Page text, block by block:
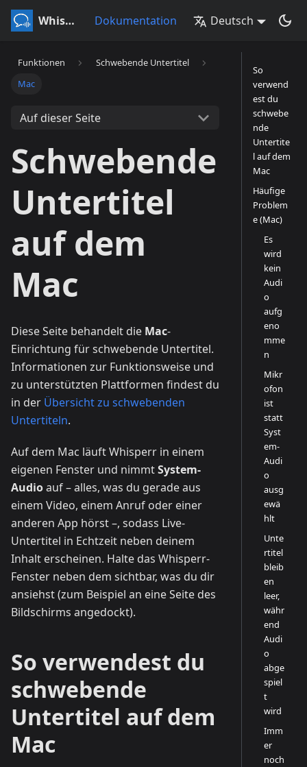
Whisperr Dokumentation Deutsch
Funktionen
Schwebende Untertitel
Mac
Auf dieser Seite
Schwebende
Untertitel
auf dem
Mac
Diese Seite behandelt die Mac-
Einrichtung für schwebende Untertitel.
Informationen zur Funktionsweise und
zu unterstützten Plattformen findest du
in der Übersicht zu schwebenden
Untertiteln.
Auf dem Mac läuft Whisperr in einem
eigenen Fenster und nimmtSystem-
Audioauf – alles, was du gerade aus
einem Video, einem Anruf oder einer
anderen App hörst –, sodass Live-
Untertitel in Echtzeit neben deinem
Inhalt erscheinen. Halte das Whisperr-
Fenster neben dem sichtbar, was du dir
ansiehst (zum Beispiel an eine Seite des
Bildschirms angedockt).
So verwendest du
schwebende
Untertitel auf dem
Mac
So
verwend
est du
schwebe
nde
Untertite
l auf dem
Mac
Häufige
Problem
e (Mac)
Es
wird
kein
Audi
o
aufg
eno
mme
n
Mikr
ofon
ist
statt
Syst
em-
Audi
o
ausg
ewä
hlt
Unte
rtitel
bleib
en
leer,
währ
end
Audi
o
abge
spiel
t
wird
Imm
er
noch